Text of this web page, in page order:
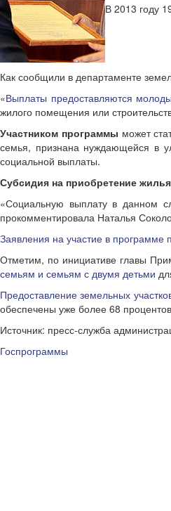
В 2013 году
Как сообщили в департаменте
«Выплаты предоставляются
жилого помещения или
Участником программы может
семья, признана нуждающейся в
социальной выплаты.
Субсидия на приобретение жилья
«Социальную выплату в данном
прокомментировала Наталья
Заявления на участие в программе
Отметим, по инициативе главы
семьям и семьям с двумя детьми
Предоставление земельных
обеспечены уже более 68
Источник: пресс-служба
Госпрограммы